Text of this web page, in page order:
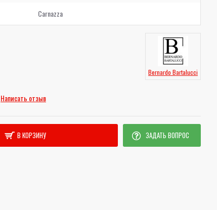
Carnazza
Bernardo Bartalucci
Написать отзыв
В КОРЗИНУ ЗАДАТЬ ВОПРОС